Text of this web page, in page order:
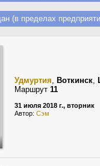
(в пределах
Удмуртия, Воткинск,
Маршрут 11
31 июля 2018 г., вторник
Автор: Сэм